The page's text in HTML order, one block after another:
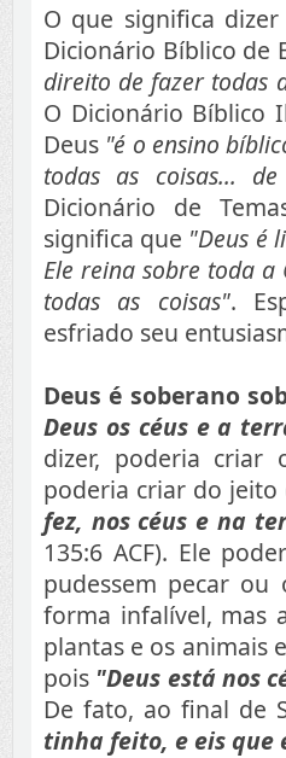
O que significa
Dicionário Bíblico de
direito de fazer todas
O Dicionário Bíblico
Deus "é o ensino
todas as coisas...
Dicionário de
significa que "Deus é
Ele reina sobre toda a
todas as coisas".
esfriado seu
Deus é soberano
Deus os céus e a
dizer, poderia criar
poderia criar do jeito
fez, nos céus e na
135:6 ACF). Ele
pudessem pecar
forma infalível, mas
plantas e os animais
pois "Deus está nos
De fato, ao final de
tinha feito, e eis que